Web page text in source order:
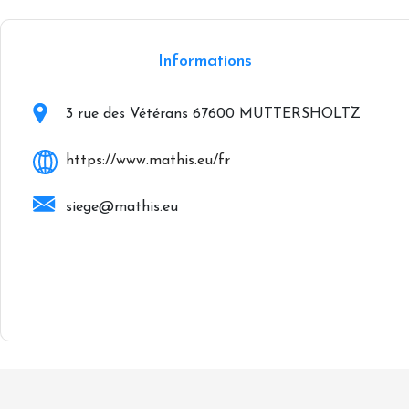
Informations
3 rue des Vétérans 67600 MUTTERSHOLTZ
https://www.mathis.eu/fr
siege@mathis.eu